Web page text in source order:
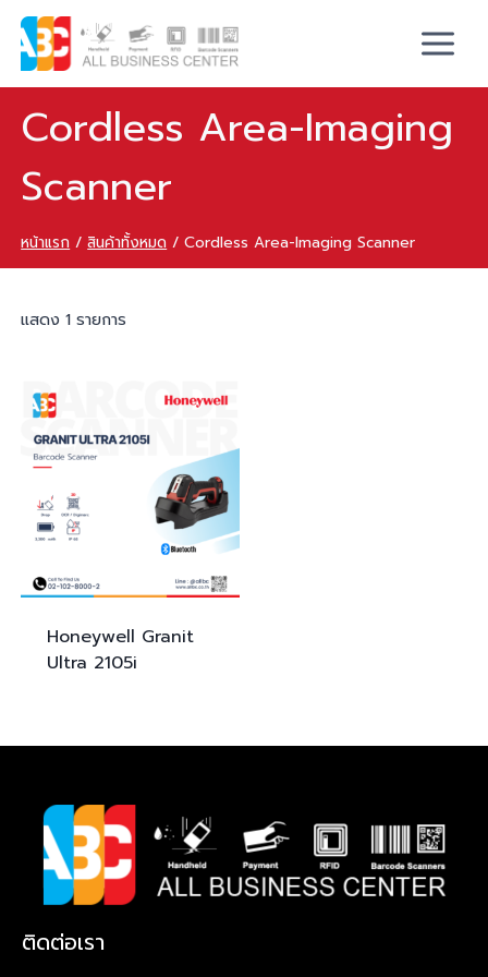
Cordless Area-Imaging
Scanner
หน้าแรก / สินค้าทั้งหมด / Cordless Area-Imaging Scanner
แสดง 1 รายการ
Honeywell Granit
Ultra 2105i
ติดต่อเรา